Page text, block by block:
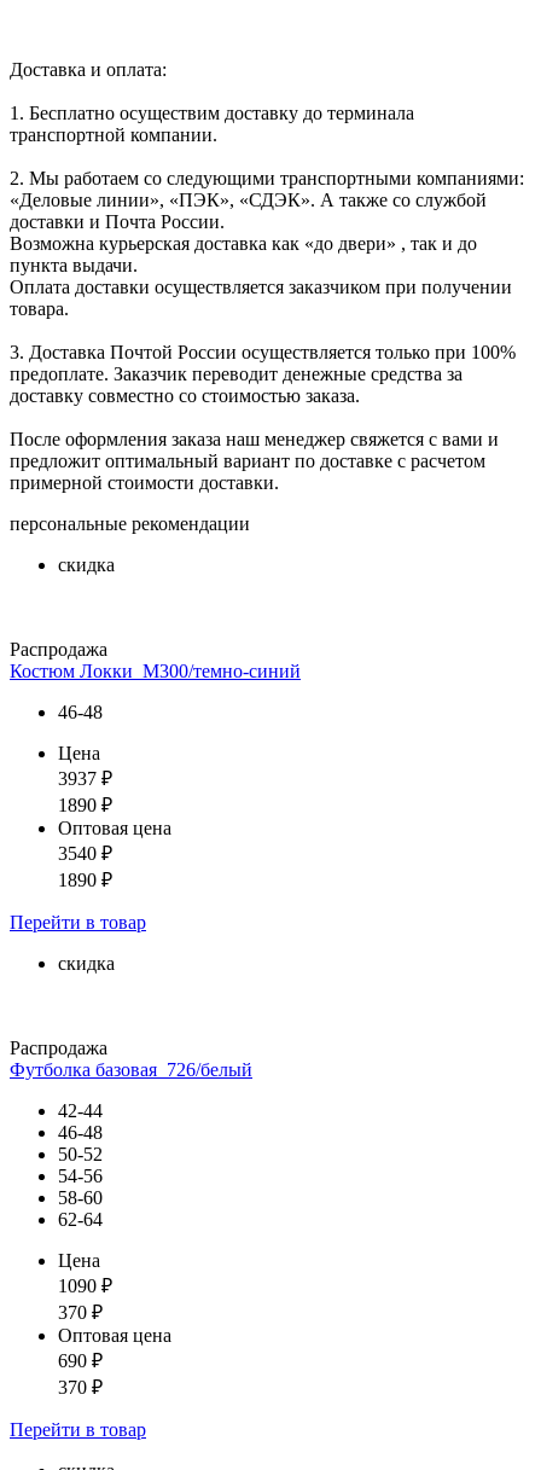
Доставка и оплата:
1. Бесплатно осуществим доставку до терминала
транспортной компании.
2. Мы работаем со следующими транспортными компаниями:
«Деловые линии», «ПЭК», «СДЭК». А также со службой
доставки и Почта России.
Возможна курьерская доставка как «до двери» , так и до
пункта выдачи.
Оплата доставки осуществляется заказчиком при получении
товара.
3. Доставка Почтой России осуществляется только при 100%
предоплате. Заказчик переводит денежные средства за
доставку совместно со стоимостью заказа.
После оформления заказа наш менеджер свяжется с вами и
предложит оптимальный вариант по доставке с расчетом
примерной стоимости доставки.
персональные рекомендации
скидка
Распродажа
Костюм Локки_М300/темно-синий
46-48
Цена
3937 ₽
1890 ₽
Оптовая цена
3540 ₽
1890 ₽
Перейти в товар
скидка
Распродажа
Футболка базовая_726/белый
42-44
46-48
50-52
54-56
58-60
62-64
Цена
1090 ₽
370 ₽
Оптовая цена
690 ₽
370 ₽
Перейти в товар